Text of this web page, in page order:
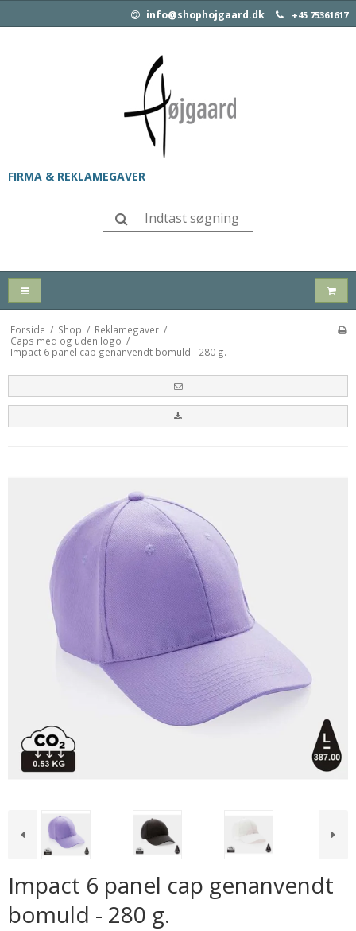
info@shophojgaard.dk +45 75361617
FIRMA & REKLAMEGAVER
Forside / Shop / Reklamegaver /
Caps med og uden logo /
Impact 6 panel cap genanvendt bomuld - 280 g.
Impact 6 panel cap genanvendt
bomuld - 280 g.